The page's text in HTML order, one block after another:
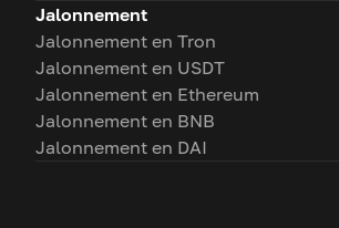
Jalonnement
Jalonnement en Tron
Jalonnement en USDT
Jalonnement en Ethereum
Jalonnement en BNB
Jalonnement en DAI